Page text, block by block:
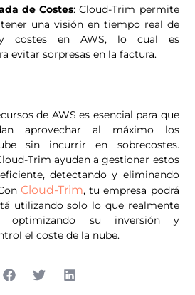
de Costes: Cloud-Trim permite
una visión en tiempo real de
costes en AWS, lo cual es
evitar sorpresas en la factura.
de AWS es esencial para que
aprovechar al máximo los
sin incurrir en sobrecostes.
Trim ayudan a gestionar estos
detectando y eliminando
Cloud-Trim, tu empresa podrá
utilizando solo lo que realmente
optimizando su inversión y
el coste de la nube.